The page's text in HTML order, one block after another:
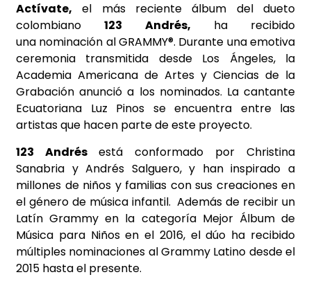
Actívate, el más reciente álbum del dueto
colombiano123 Andrés, ha recibido
una nominación al GRAMMY®. Durante una emotiva
ceremonia transmitida desde Los Ángeles, la
Academia Americana de Artes y Ciencias de la
Grabación anunció a los nominados. La cantante
Ecuatoriana Luz Pinos se encuentra entre las
artistas que hacen parte de este proyecto.
123 Andrés está conformado por Christina
Sanabria y Andrés Salguero, y han inspirado a
millones de niños y familias con sus creaciones en
el género de música infantil. Además de recibir un
Latín Grammy en la categoría Mejor Álbum de
Música para Niños en el 2016, el dúo ha recibido
múltiples nominaciones al Grammy Latino desde el
2015 hasta el presente.